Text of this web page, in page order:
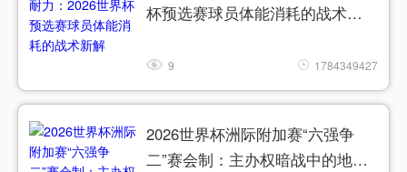
杯预选赛球员体能消耗的战术新
9 1784349427
2026世界杯洲际附加赛“六强争
二”赛会制：主办权暗战中的地缘